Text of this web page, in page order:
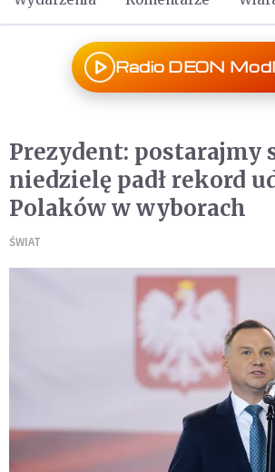
Radio DEON
Prezydent: postarajmy
niedzielę padł rekord
Polaków w wyborach
ŚWIAT